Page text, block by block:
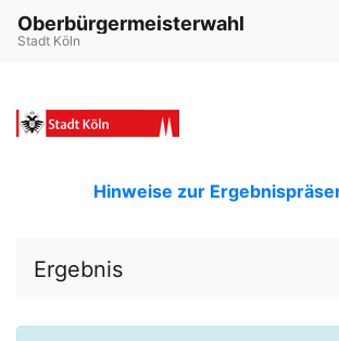
Oberbürgermeisterwahl
Stadt Köln
Hinweise zur
Ergebnis